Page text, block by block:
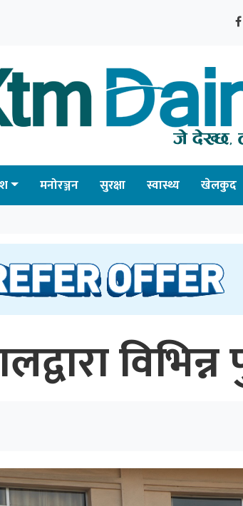
मनोरञ्जन सुरक्षा स्वास्थ्य खेलकुद